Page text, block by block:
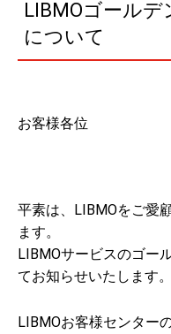
LIBMOゴール
について
お客様各位
平素は、LIBMOをご愛
ます。
LIBMOサービスのゴー
てお知らせいたします。
LIBMOお客様センター